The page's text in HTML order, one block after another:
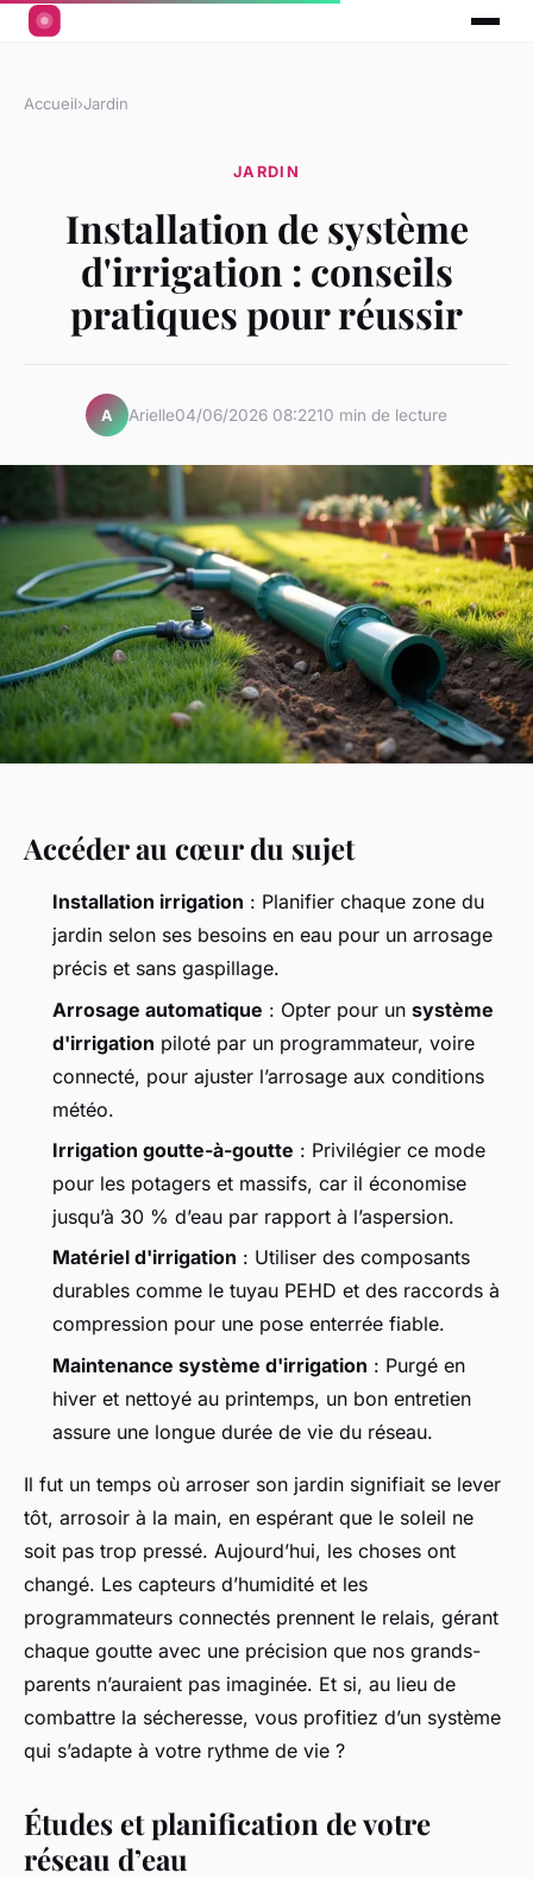
Accueil›Jardin
JARDIN
Installation de système
d'irrigation : conseils
pratiques pour réussir
A Arielle04/06/2026 08:2210 min de lecture
Accéder au cœur du sujet
Installation irrigation : Planifier chaque zone du
jardin selon ses besoins en eau pour un arrosage
précis et sans gaspillage.
Arrosage automatique : Opter pour un système
d'irrigation piloté par un programmateur, voire
connecté, pour ajuster l’arrosage aux conditions
météo.
Irrigation goutte-à-goutte : Privilégier ce mode
pour les potagers et massifs, car il économise
jusqu’à 30 % d’eau par rapport à l’aspersion.
Matériel d'irrigation : Utiliser des composants
durables comme le tuyau PEHD et des raccords à
compression pour une pose enterrée fiable.
Maintenance système d'irrigation : Purgé en
hiver et nettoyé au printemps, un bon entretien
assure une longue durée de vie du réseau.
Il fut un temps où arroser son jardin signifiait se lever
tôt, arrosoir à la main, en espérant que le soleil ne
soit pas trop pressé. Aujourd’hui, les choses ont
changé. Les capteurs d’humidité et les
programmateurs connectés prennent le relais, gérant
chaque goutte avec une précision que nos grands-
parents n’auraient pas imaginée. Et si, au lieu de
combattre la sécheresse, vous profitiez d’un système
qui s’adapte à votre rythme de vie ?
Études et planification de votre
réseau d’eau